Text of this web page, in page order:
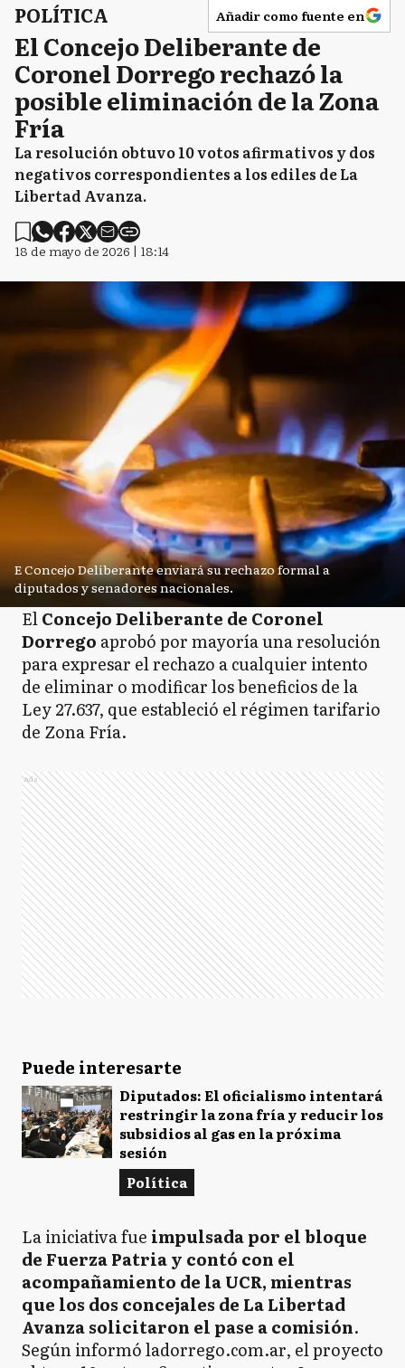
POLÍTICA Añadir como fuente en
El Concejo Deliberante de
Coronel Dorrego rechazó la
posible eliminación de la Zona
Fría
La resolución obtuvo 10 votos afirmativos y dos
negativos correspondientes a los ediles de La
Libertad Avanza.
18 de mayo de 2026 | 18:14
E Concejo Deliberante enviará su rechazo formal a
diputados y senadores nacionales.
ElConcejo Deliberante de Coronel
Dorrego aprobó por mayoría una resolución
para expresar el rechazo a cualquier intento
de eliminar o modificar los beneficios de la
Ley 27.637, que estableció el régimen tarifario
de Zona Fría.
Ads
Puede interesarte
Diputados: El oficialismo intentará
restringir la zona fría y reducir los
subsidios al gas en la próxima
sesión
Política
La iniciativa fue impulsada por el bloque
de Fuerza Patria y contó con el
acompañamiento de la UCR, mientras
que los dos concejales de La Libertad
Avanza solicitaron el pase a comisión.
Según informó ladorrego.com.ar, el proyecto